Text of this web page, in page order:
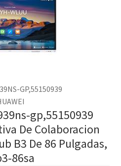
GP,55150939
gp,55150939
De Colaboracion
B3 De 86 Pulgadas,
86sa